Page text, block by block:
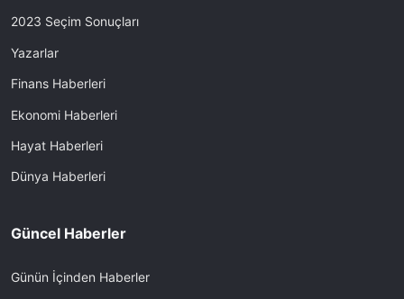
2023 Seçim Sonuçları
Yazarlar
Finans Haberleri
Ekonomi Haberleri
Hayat Haberleri
Dünya Haberleri
Güncel Haberler
Günün İçinden Haberler